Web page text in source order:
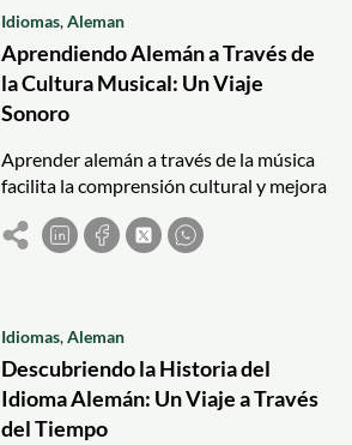
Idiomas,Aleman
Aprendiendo Alemán a Través de
la Cultura Musical: Un Viaje
Sonoro
Aprender alemán a través de la música
facilita la comprensión cultural y mejora
vocabulario y gramática. Usa géneros
variados para enriquecer el aprendizaje.
Idiomas,Aleman
Descubriendo la Historia del
Idioma Alemán: Un Viaje a Través
del Tiempo